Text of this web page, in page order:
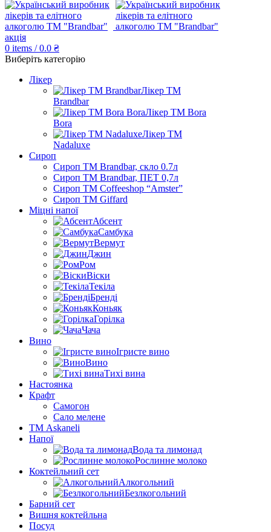
акція
0 items / 0.0 ₴
Виберіть категорію
Лікер
Лікер ТМ
Brandbar
Лікер ТМ Bora
Bora
Лікер ТМ
Nadaluxe
Сироп
Сироп TM Brandbar, скло 0.7л
Сироп TM Brandbar, ПЕТ 0,7л
Сироп TM Coffeeshop “Amster”
Сироп TM Giffard
Міцні напої
Абсент
Самбука
Вермут
Джин
Ром
Віски
Текіла
Бренді
Коньяк
Горілка
Чача
Вино
Ігристе вино
Вино
Тихі вина
Настоянка
Крафт
Самогон
Сало мелене
ТМ Askaneli
Напої
Вода та лимонад
Рослинне молоко
Коктейльний сет
Алкогольний
Безлкогольний
Барний сет
Вишня коктейльна
Посуд